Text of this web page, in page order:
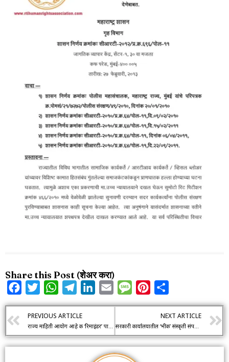
Share this Post (शेअर करा)
FacebookTwitterWhatsAppTelegramLinkedIn
Email MessagePinterest
PREVIOUS ARTICLE
राज्य माहिती आयोग आहे की ‘रिमाइंडर’ पाठवणारे पोस्ट ऑफिस? माहिती आयुक्तांचा भोंगळ कारभार चव्हाट्यावर!
NEXT ARTICLE
सरकारी कार्यालयातील ‘भीक’ संस्कृती संपवण्यासाठी नागरिकांनी तक्रार करायलाच हवी